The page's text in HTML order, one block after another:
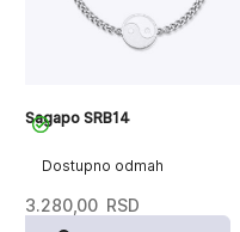
Dostupno odmah
Sagapo SRB14
3.280,00 RSD